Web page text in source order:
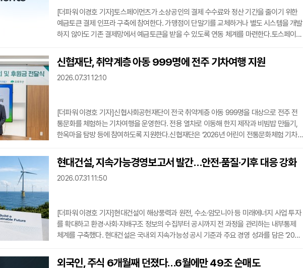
[더파워 이경호 기자]토스페이먼츠가 소상공인의 결제 수수료와 정산 기간을 줄이기 위한
예금토큰 결제 인프라 구축에 참여한다. 가맹점이 단말기를 교체하거나 별도 시스템을 개발
하지 않아도 기존 결제망에서 예금토큰을 받을 수 있도록 연동 체계를 마련한다.토스페이먼
운데 ‘예금토큰 기반 결제 인프라 확대 사업’의 우선협상대상자로 선정됐다고 31일 밝혔다.
이번 사업은 금융결제원이 주관하고 은행 9곳과 전자지급결제대행사 8곳, 대형 수요처 2곳
이 참여하는 민간 협력 방식으로 진행된다. 한국은행의 기관용 중앙은행 디지털화폐 실증사
신협재단, 취약계층 아동 999명에 전주 기차여행 지원
2026.07.31 12:10
[더파워 이경호 기자]신협사회공헌재단이 전국 취약계층 아동 999명을 대상으로 전주 전
통문화를 체험하는 기차여행을 운영한다. 전용 열차로 이동해 한지 제작과 비빔밥 만들기,
한옥마을 탐방 등에 참여하도록 지원한다.신협재단은 ‘2026년 어린이 전통문화체험 기차
동을 접하기 어려운 아동에게 체험 기회를 제공하는 사업이다.참여 아동들은 전용 열차를
타고 전주를 방문해 전통한지 뜨기와 전주비빔밥 만들기, 한옥마을 탐방 등의 프로그램을
체험한다. 신협재단은 교실 밖 활동을 통해 아동들이 전통문화에 대한 이해와 또래 간 교류
현대건설, 지속가능경영보고서 발간…안전·품질·기후 대응 강화
2026.07.31 11:50
[더파워 이경호 기자]현대건설이 해상풍력과 원전, 수소·암모니아 등 미래에너지 사업 투자
를 확대하고 환경·사회·지배구조 정보의 수집부터 공시까지 전 과정을 관리하는 내부통제
체계를 구축했다. 현대건설은 국내외 지속가능성 공시 기준과 주요 경영 성과를 담은 ‘2026
준과 유럽지속가능성보고기준, 국제지속가능경영보고서 표준 등이 반영됐다. 현대건설은
외국인, 주식 6개월째 던졌다…6월에만 49조 순매도